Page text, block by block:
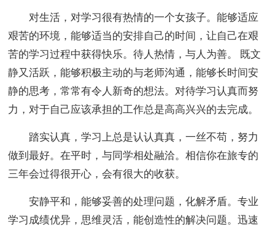
对生活，对学习很有热情的一个女孩子。能够适应
艰苦的环境，能够适当的安排自己的时间，让自己在艰
苦的学习过程中获得快乐。待人热情，与人为善。 既文
静又活跃，能够积极主动的与老师沟通，能够长时间安
静的思考，常常有令人新奇的想法。对待学习认真而努
力，对于自己应该承担的工作总是高高兴兴的去完成。
踏实认真，学习上总是认认真真，一丝不苟，努力
做到最好。在平时，与同学相处融洽。相信你在旅专的
三年会过得很开心，会有很大的收获。
安静平和，能够妥善的处理问题，化解矛盾。专业
学习成绩优异，思维灵活，能创造性的解决问题。迅速